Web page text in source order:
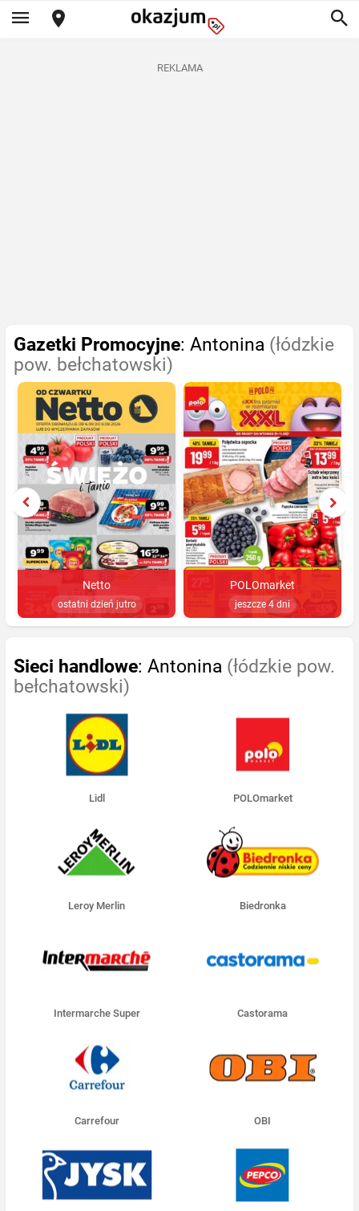
REKLAMA
Gazetki Promocyjne: Antonina (łódzkie
pow. bełchatowski)
Netto
ostatni dzień jutro
POLOmarket
jeszcze 4 dni
Sieci handlowe: Antonina (łódzkie pow.
bełchatowski)
Lidl POLOmarket
Leroy Merlin Biedronka
Intermarche Super Castorama
Carrefour OBI